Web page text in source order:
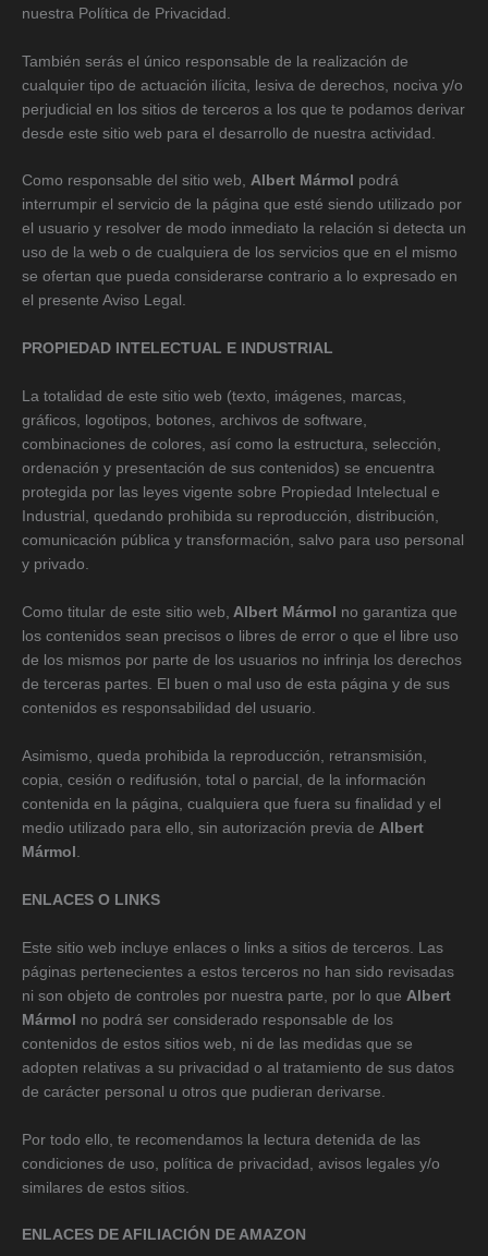
nuestra Política de Privacidad.
También serás el único responsable de la realización de
cualquier tipo de actuación ilícita, lesiva de derechos, nociva y/o
perjudicial en los sitios de terceros a los que te podamos derivar
desde este sitio web para el desarrollo de nuestra actividad.
Como responsable del sitio web, Albert Mármol
podrá
interrumpir el servicio de la página que esté siendo utilizado por
el usuario y resolver de modo inmediato la relación si detecta un
uso de la web o de cualquiera de los servicios que en el mismo
se ofertan que pueda considerarse contrario a lo expresado en
el presente Aviso Legal.
PROPIEDAD INTELECTUAL E INDUSTRIAL
La totalidad de este sitio web (texto, imágenes, marcas,
gráficos, logotipos, botones, archivos de software,
combinaciones de colores, así como la estructura, selección,
ordenación y presentación de sus contenidos) se encuentra
protegida por las leyes vigente sobre Propiedad Intelectual e
Industrial, quedando prohibida su reproducción, distribución,
comunicación pública y transformación, salvo para uso personal
y privado.
Como titular de este sitio web, Albert Mármol no garantiza que
los contenidos sean precisos o libres de error o que el libre uso
de los mismos por parte de los usuarios no infrinja los derechos
de terceras partes. El buen o mal uso de esta página y de sus
contenidos es responsabilidad del usuario.
Asimismo, queda prohibida la reproducción, retransmisión,
copia, cesión o redifusión, total o parcial, de la información
contenida en la página, cualquiera que fuera su finalidad y el
medio utilizado para ello, sin autorización previa de Albert
Mármol
ENLACES O LINKS
Este sitio web incluye enlaces o links a sitios de terceros. Las
páginas pertenecientes a estos terceros no han sido revisadas
ni son objeto de controles por nuestra parte, por lo que Albert
Mármol no podrá ser considerado responsable de los
contenidos de estos sitios web, ni de las medidas que se
adopten relativas a su privacidad o al tratamiento de sus datos
de carácter personal u otros que pudieran derivarse.
Por todo ello, te recomendamos la lectura detenida de las
condiciones de uso, política de privacidad, avisos legales y/o
similares de estos sitios.
ENLACES DE AFILIACIÓN DE AMAZON